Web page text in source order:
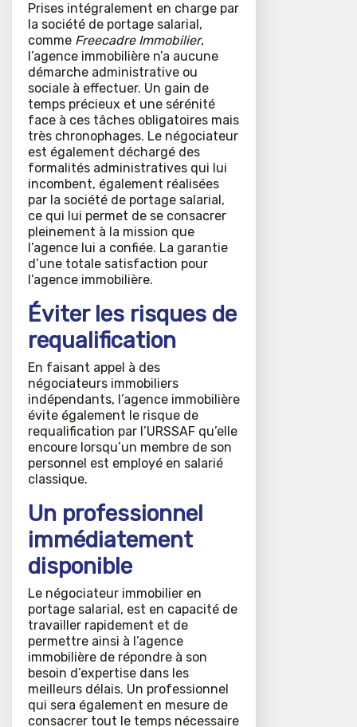
Prises intégralement en charge par
la société de portage salarial,
comme Freecadre Immobilier,
l’agence immobilière n’a aucune
démarche administrative ou
sociale à effectuer. Un gain de
temps précieux et une sérénité
face à ces tâches obligatoires mais
très chronophages. Le négociateur
est également déchargé des
formalités administratives qui lui
incombent, également réalisées
par la société de portage salarial,
ce qui lui permet de se consacrer
pleinement à la mission que
l’agence lui a confiée. La garantie
d’une totale satisfaction pour
l’agence immobilière.
Éviter les risques de
requalification
En faisant appel à des
négociateurs immobiliers
indépendants, l’agence immobilière
évite également le risque de
requalification par l’URSSAF qu’elle
encoure lorsqu’un membre de son
personnel est employé en salarié
classique.
Un professionnel
immédiatement
disponible
Le négociateur immobilier en
portage salarial, est en capacité de
travailler rapidement et de
permettre ainsi à l’agence
immobilière de répondre à son
besoin d’expertise dans les
meilleurs délais. Un professionnel
qui sera également en mesure de
consacrer tout le temps nécessaire